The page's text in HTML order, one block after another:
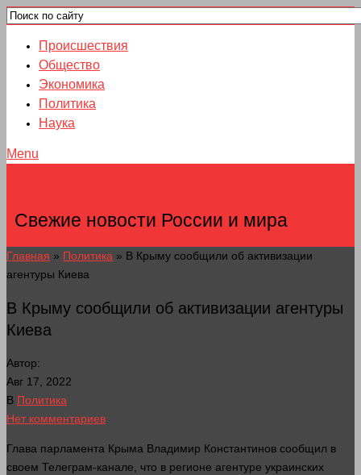
Происшествия
Общество
Экономика
Политика
Наука
Menu
Свежие новости России и мира
Главная » Политика » В Крыму сообщили об активизации
агентуры Киева
В Крыму сообщили об активизации агентуры
Киева
Автор:
Авг 17, 2022
В Политика
Нет комментариев
Глава парламента Крыма Владимир Константинов сообщил в
своем Телеграм-канале, что в регионе агентуре украинских